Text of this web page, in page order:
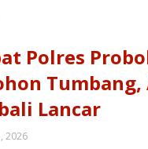
Polres
Tumbang,
Lancar
2026